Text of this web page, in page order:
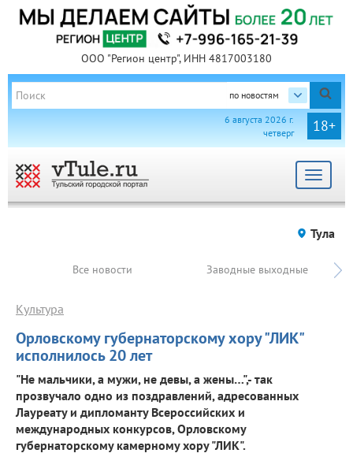
ООО "Регион центр", ИНН 4817003180
по новостям
18+
6 августа 2026 г.
четверг
Toggle
Тула
Все новости Заводные выходные
Орловскому губернаторскому хору "ЛИК"
исполнилось 20 лет
Культура
"Не мальчики, а мужи, не девы, а жены…",- так
прозвучало одно из поздравлений, адресованных
Лауреату и дипломанту Всероссийских и
международных конкурсов, Орловскому
губернаторскому камерному хору "ЛИК".